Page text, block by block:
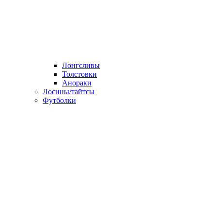
Лонгсливы
Толстовки
Анораки
Лосины/тайтсы
Футболки